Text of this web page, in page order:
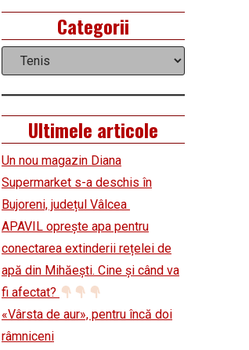
Categorii
Categorii
Ultimele articole
Un nou magazin Diana
Supermarket s-a deschis în
Bujoreni, județul Vâlcea
APAVIL oprește apa pentru
conectarea extinderii rețelei de
apă din Mihăești. Cine și când va
fi afectat?
«Vârsta de aur», pentru încă doi
râmniceni